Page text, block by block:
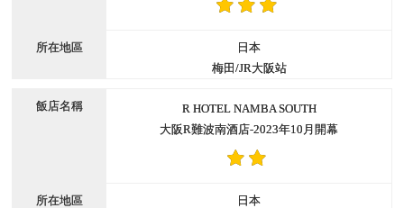
日本
梅田/JR大阪站
R HOTEL NAMBA SOUTH
大阪R難波南酒店-2023年10月開幕
日本